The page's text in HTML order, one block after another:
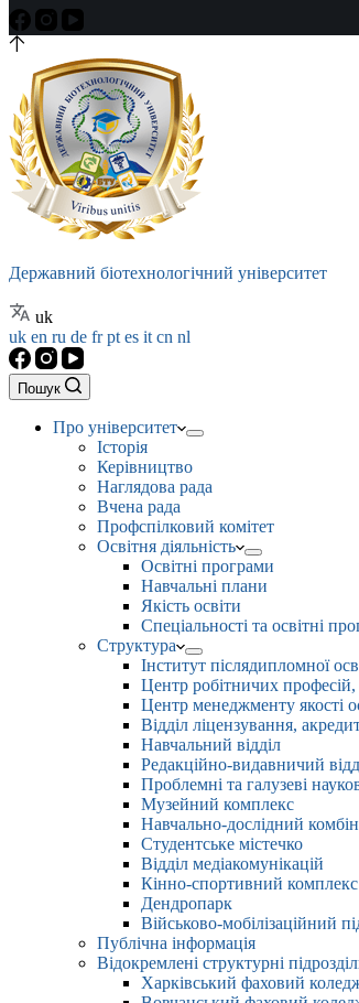
Державний біотехнологічний університет
uk
uk en ru de frpt es it cn nl
Пошук
Про університет
Історія
Керівництво
Наглядова рада
Вчена рада
Профспілковий комітет
Освітня діяльність
Освітні програми
Навчальні плани
Якість освіти
Спеціальності та освітні
Структура
Інститут післядипломної
Центр робітничих професій,
Центр менеджменту якості
Відділ ліцензування,
Навчальний відділ
Редакційно-видавничий
Проблемні та галузеві
Музейний комплекс
Навчально-дослідний
Студентське містечко
Відділ медіакомунікацій
Кінно-спортивний комплекс
Дендропарк
Військово-мобілізаційний
Публічна інформація
Відокремлені структурні
Харківський фаховий